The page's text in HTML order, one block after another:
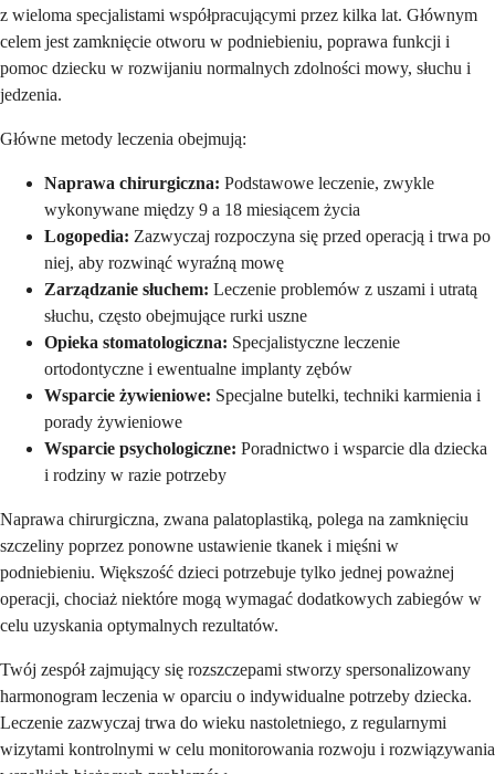
z wieloma specjalistami współpracującymi przez kilka lat. Głównym
celem jest zamknięcie otworu w podniebieniu, poprawa funkcji i
pomoc dziecku w rozwijaniu normalnych zdolności mowy, słuchu i
jedzenia.
Główne metody leczenia obejmują:
Naprawa chirurgiczna: Podstawowe leczenie, zwykle
wykonywane między 9 a 18 miesiącem życia
Logopedia: Zazwyczaj rozpoczyna się przed operacją i trwa po
niej, aby rozwinąć wyraźną mowę
Zarządzanie słuchem: Leczenie problemów z uszami i utratą
słuchu, często obejmujące rurki uszne
Opieka stomatologiczna: Specjalistyczne leczenie
ortodontyczne i ewentualne implanty zębów
Wsparcie żywieniowe: Specjalne butelki, techniki karmienia i
porady żywieniowe
Wsparcie psychologiczne: Poradnictwo i wsparcie dla dziecka
i rodziny w razie potrzeby
Naprawa chirurgiczna, zwana palatoplastiką, polega na zamknięciu
szczeliny poprzez ponowne ustawienie tkanek i mięśni w
podniebieniu. Większość dzieci potrzebuje tylko jednej poważnej
operacji, chociaż niektóre mogą wymagać dodatkowych zabiegów w
celu uzyskania optymalnych rezultatów.
Twój zespół zajmujący się rozszczepami stworzy spersonalizowany
harmonogram leczenia w oparciu o indywidualne potrzeby dziecka.
Leczenie zazwyczaj trwa do wieku nastoletniego, z regularnymi
wizytami kontrolnymi w celu monitorowania rozwoju i rozwiązywania